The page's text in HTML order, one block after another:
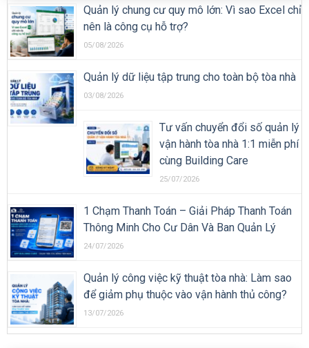
Quản lý chung cư quy mô lớn: Vì sao Excel chỉ
nên là công cụ hỗ trợ?
05/08/2026
Quản lý dữ liệu tập trung cho toàn bộ tòa nhà
03/08/2026
Tư vấn chuyển đổi số quản lý
vận hành tòa nhà 1:1 miễn phí
cùng Building Care
25/07/2026
1 Chạm Thanh Toán – Giải Pháp Thanh Toán
Thông Minh Cho Cư Dân Và Ban Quản Lý
24/07/2026
Quản lý công việc kỹ thuật tòa nhà: Làm sao
để giảm phụ thuộc vào vận hành thủ công?
13/07/2026